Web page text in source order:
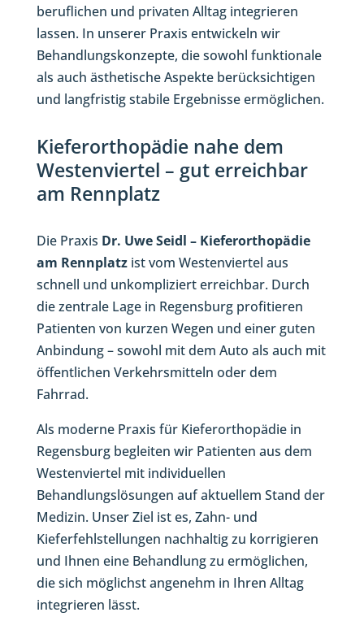
beruflichen und privaten Alltag integrieren
lassen. In unserer Praxis entwickeln wir
Behandlungskonzepte, die sowohl funktionale
als auch ästhetische Aspekte berücksichtigen
und langfristig stabile Ergebnisse ermöglichen.
Kieferorthopädie nahe dem
Westenviertel – gut erreichbar
am Rennplatz
Die Praxis Dr. Uwe Seidl – Kieferorthopädie
am Rennplatzist vom Westenviertel aus
schnell und unkompliziert erreichbar. Durch
die zentrale Lage in Regensburg profitieren
Patienten von kurzen Wegen und einer guten
Anbindung – sowohl mit dem Auto als auch mit
öffentlichen Verkehrsmitteln oder dem
Fahrrad.
Als moderne Praxis für Kieferorthopädie in
Regensburg begleiten wir Patienten aus dem
Westenviertel mit individuellen
Behandlungslösungen auf aktuellem Stand der
Medizin. Unser Ziel ist es, Zahn- und
Kieferfehlstellungen nachhaltig zu korrigieren
und Ihnen eine Behandlung zu ermöglichen,
die sich möglichst angenehm in Ihren Alltag
integrieren lässt.